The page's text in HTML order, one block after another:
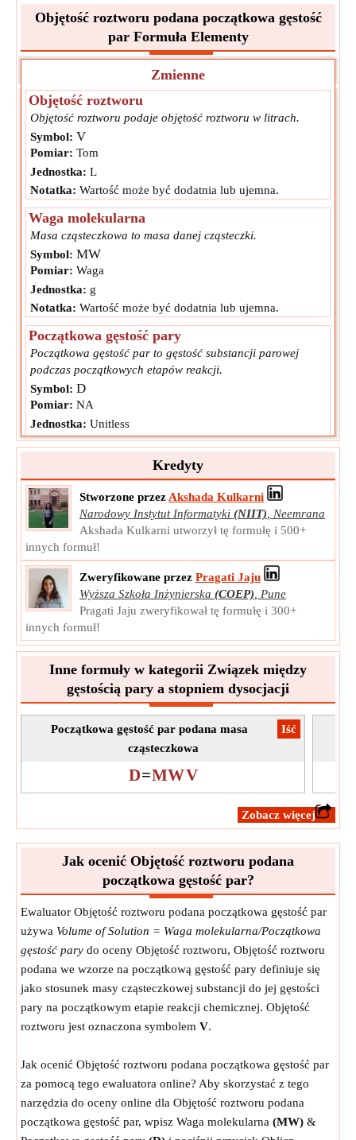
Objętość roztworu podana początkowa gęstość
par Formuła Elementy
Zmienne
Objętość roztworu
Objętość roztworu podaje objętość roztworu w litrach.
Symbol: V
Pomiar: Tom
Jednostka: L
Notatka: Wartość może być dodatnia lub ujemna.
Waga molekularna
Masa cząsteczkowa to masa danej cząsteczki.
Symbol: MW
Pomiar: Waga
Jednostka: g
Notatka: Wartość może być dodatnia lub ujemna.
Początkowa gęstość pary
Początkowa gęstość par to gęstość substancji parowej
podczas początkowych etapów reakcji.
Symbol: D
Pomiar: NA
Jednostka: Unitless
Notatka:Wartość może być dodatnia lub ujemna.
Kredyty
Stworzone przez Akshada Kulkarni
Narodowy Instytut Informatyki (NIIT)
Neemrana
Akshada Kulkarni utworzył tę formułę i 500+
innych formuł!
Zweryfikowane przez Pragati Jaju
Wyższa Szkoła Inżynierska (COEP)
Pune
Pragati Jaju zweryfikował tę formułę i 300+
innych formuł!
Inne formuły w kategorii Związek między
gęstością pary a stopniem dysocjacji
​Iść
Początkowa gęstość par podana masa
cząsteczkowa
D=MWV
​Zobacz więcej
Jak ocenić Objętość roztworu podana
początkowa gęstość par?
Ewaluator Objętość roztworu podana początkowa gęstość par
używa Volume of Solution = Waga molekularna/Początkowa
gęstość pary do oceny Objętość roztworu, Objętość roztworu
podana we wzorze na początkową gęstość pary definiuje się
jako stosunek masy cząsteczkowej substancji do jej gęstości
pary na początkowym etapie reakcji chemicznej. Objętość
roztworu jest oznaczona symbolem V.
Jak ocenić Objętość roztworu podana początkowa gęstość par
za pomocą tego ewaluatora online? Aby skorzystać z tego
narzędzia do oceny online dla Objętość roztworu podana
początkowa gęstość par, wpisz Waga molekularna (MW) &